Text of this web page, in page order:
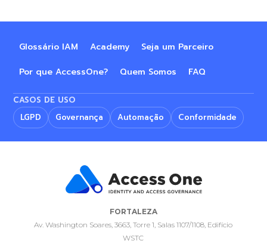
Glossário IAM Academy
Seja um Parceiro
Por que AccessOne?
Quem Somos FAQ
CASOS DE USO
LGPD
Governança Automação Conformidade
FORTALEZA
Av. Washington Soares, 3663, Torre 1, Salas 1107/1108, Edifício
WSTC